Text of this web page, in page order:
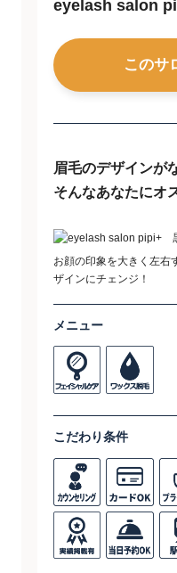
eyelash salon
このサ
眉毛のデザインが
そんなあなたにオ
お顔の印象を大きく左右
ザインにチェンジ！
メニュー
こだわり条件